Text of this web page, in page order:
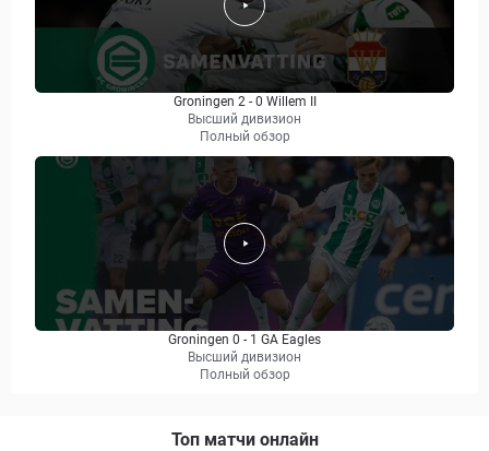
Groningen 2 - 0 Willem II
Высший дивизион
Полный обзор
Groningen 0 - 1 GA Eagles
Высший дивизион
Полный обзор
Топ матчи онлайн